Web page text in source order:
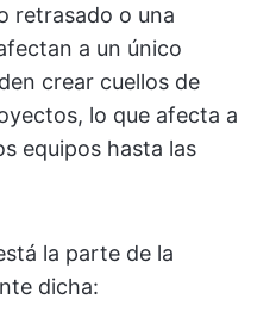
retrasado o una
a un único
crear cuellos de
lo que afecta a
equipos hasta las
la parte de la
dicha: